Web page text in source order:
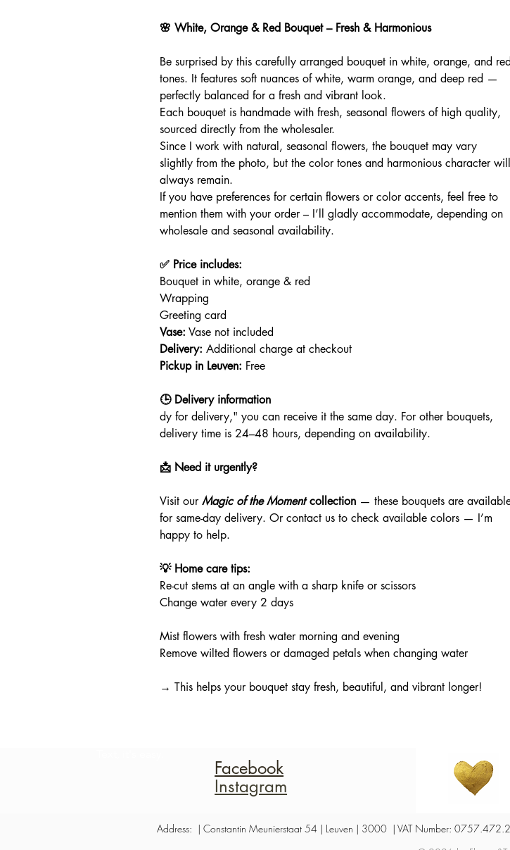
🌸 White, Orange & Red Bouquet – Fresh & Harmonious
Be surprised by this carefully arranged bouquet in white, orange, and red
tones. It features soft nuances of white, warm orange, and deep red —
perfectly balanced for a fresh and vibrant look.
Each bouquet is handmade with fresh, seasonal flowers of high quality,
sourced directly from the wholesaler.
Since I work with natural, seasonal flowers, the bouquet may vary
slightly from the photo, but the color tones and harmonious character will
always remain.
If you have preferences for certain flowers or color accents, feel free to
mention them with your order – I’ll gladly accommodate, depending on
wholesale and seasonal availability.
✅ Price includes:
Bouquet in white, orange & red
Wrapping
Greeting card
Vase: Vase not included
Delivery: Additional charge at checkout
Pickup in Leuven: Free
🕒 Delivery information
dy for delivery," you can receive it the same day. For other bouquets,
delivery time is 24–48 hours, depending on availability.
📩 Need it urgently?
Visit ourMagic of the Momentcollection — these bouquets are
for same-day delivery. Or contact us to check available colors — I’m
happy to help.
💡 Home care tips:
Re-cut stems at an angle with a sharp knife or scissors
Change water every 2 days
Mist flowers with fresh water morning and evening
Remove wilted flowers or damaged petals when changing water
→ This helps your bouquet stay fresh, beautiful, and vibrant longer!
Facebook
Instagram
Address: | Constantin Meunierstaat 54 | Leuven | 3000 | VAT Number: